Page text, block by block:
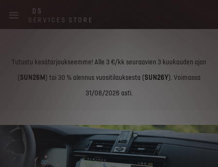
content
DS
SERVICES STORE
navigation
Tutustu kesätarjoukseemme! Alle 3 €/kk seuraavien 3 kuukauden ajan
(SUN26M) tai 30 % alennus vuositilauksesta (SUN26Y). Voimassa
31/08/2026 asti.